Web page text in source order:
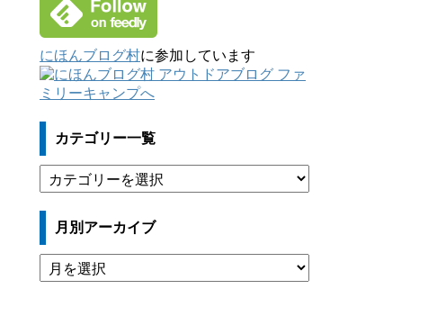
にほんブログ村に参加しています
カテゴリー一覧
テ
ゴ
ー
一
覧
月別アーカイブ
月
別